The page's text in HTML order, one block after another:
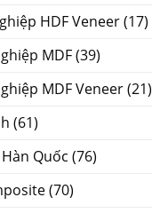
HDF Veneer(17)
MDF(39)
MDF Veneer(21)
(61)
Quốc (76)
(70)